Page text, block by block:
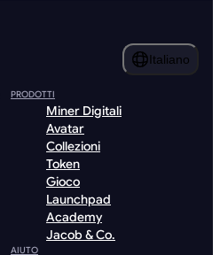
Italiano
PRODOTTI
Miner Digitali
Avatar
Collezioni
Token
Gioco
Launchpad
Academy
Jacob & Co.
AIUTO